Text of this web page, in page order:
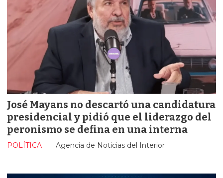
José Mayans no descartó una candidatura
presidencial y pidió que el liderazgo del
peronismo se defina en una interna
Agencia de Noticias del Interior
POLÍTICA